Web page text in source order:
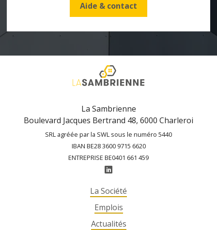
Aide & contact
La Sambrienne
Boulevard Jacques Bertrand 48, 6000 Charleroi
SRL agréée par la SWL sous le numéro 5440
IBAN BE28 3600 9715 6620
ENTREPRISE BE0401 661 459
La Société
Emplois
Actualités